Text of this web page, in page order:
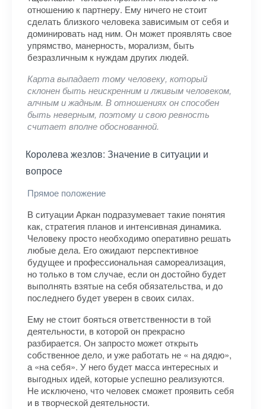
отношению к партнеру. Ему ничего не стоит
сделать близкого человека зависимым от себя и
доминировать над ним. Он может проявлять свое
упрямство, манерность, морализм, быть
безразличным к нуждам других людей.
Карта выпадает тому человеку, который
склонен быть неискренним и лживым человеком,
алчным и жадным. В отношениях он способен
быть неверным, поэтому и свою ревность
считает вполне обоснованной.
Королева жезлов: Значение в ситуации и
вопросе
Прямое положение
В ситуации Аркан подразумевает такие понятия
как, стратегия планов и интенсивная динамика.
Человеку просто необходимо оперативно решать
любые дела. Его ожидают перспективное
будущее и профессиональная самореализация,
но только в том случае, если он достойно будет
выполнять взятые на себя обязательства, и до
последнего будет уверен в своих силах.
Ему не стоит бояться ответственности в той
деятельности, в которой он прекрасно
разбирается. Он запросто может открыть
собственное дело, и уже работать не « на дядю»,
а «на себя». У него будет масса интересных и
выгодных идей, которые успешно реализуются.
Не исключено, что человек сможет проявить себя
и в творческой деятельности.